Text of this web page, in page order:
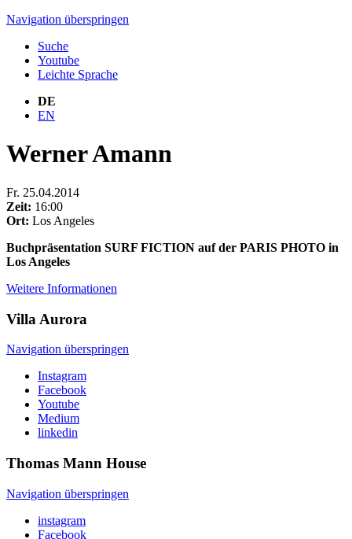
Navigation überspringen
Suche
Youtube
Leichte Sprache
DE
EN
Werner Amann
Fr. 25.04.2014
Zeit: 16:00
Ort: Los Angeles
Buchpräsentation SURF FICTION auf der PARIS PHOTO in
Los Angeles
Weitere Informationen
Villa Aurora
Navigation überspringen
Instagram
Facebook
Youtube
Medium
linkedin
Thomas Mann House
Navigation überspringen
instagram
Facebook